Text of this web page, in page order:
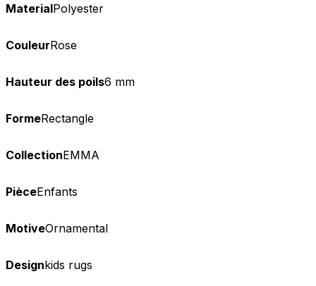
MaterialPolyester
CouleurRose
Hauteur des poils6 mm
FormeRectangle
CollectionEMMA
PièceEnfants
MotiveOrnamental
Designkids rugs